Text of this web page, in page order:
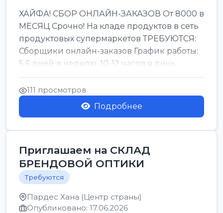
ХАЙФА! СБОР ОНЛАЙН-ЗАКАЗОВ От 8000 в
МЕСЯЦ Срочно! На кладе продуктов в сеть
продуктовых супермаркетов ТРЕБУЮТСЯ:
Сборщики онлайн-заказов График работы:
5 6 дней в неделю, 10-12 часов в день.
Колле ОП...
111 просмотров
Подробнее
Приглашаем на СКЛАД
БРЕНДОВОЙ ОПТИКИ
Требуются
Пардес Хана (Центр страны)
Опубликовано: 17.06.2026